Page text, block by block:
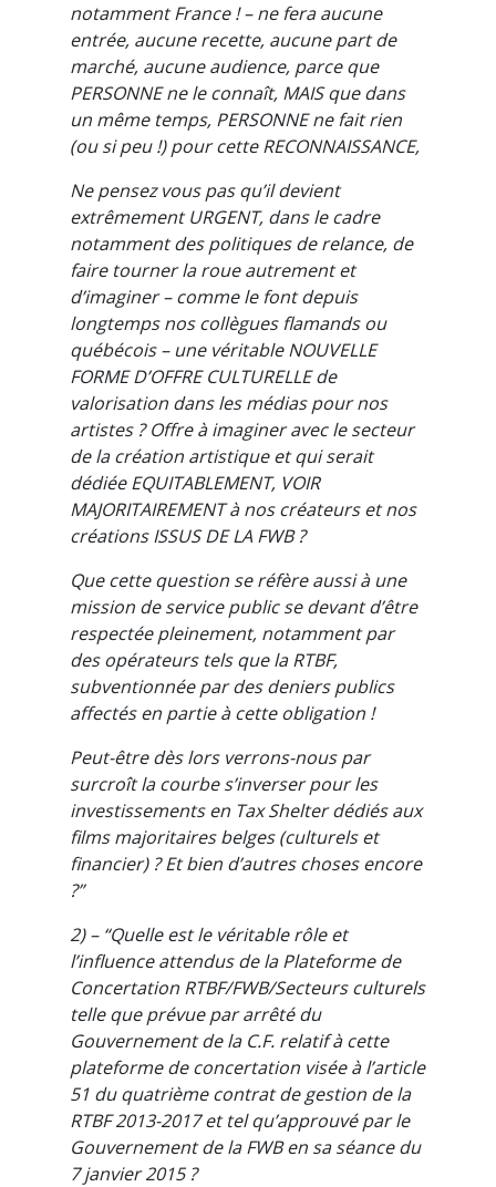
notamment France ! – ne fera aucune
entrée, aucune recette, aucune part de
marché, aucune audience, parce que
PERSONNE ne le connaît, MAIS que dans
un même temps, PERSONNE ne fait rien
(ou si peu !) pour cette RECONNAISSANCE,
Ne pensez vous pas qu’il devient
extrêmement URGENT, dans le cadre
notamment des politiques de relance, de
faire tourner la roue autrement et
d’imaginer – comme le font depuis
longtemps nos collègues flamands ou
québécois – une véritable NOUVELLE
FORME D’OFFRE CULTURELLE de
valorisation dans les médias pour nos
artistes ? Offre à imaginer avec le secteur
de la création artistique et qui serait
dédiée EQUITABLEMENT, VOIR
MAJORITAIREMENT à nos créateurs et nos
créations ISSUS DE LA FWB ?
Que cette question se réfère aussi à une
mission de service public se devant d’être
respectée pleinement, notamment par
des opérateurs tels que la RTBF,
subventionnée par des deniers publics
affectés en partie à cette obligation !
Peut-être dès lors verrons-nous par
surcroît la courbe s’inverser pour les
investissements en Tax Shelter dédiés aux
films majoritaires belges (culturels et
financier) ? Et bien d’autres choses encore
?”
2) – “Quelle est le véritable rôle et
l’influence attendus de la Plateforme de
Concertation RTBF/FWB/Secteurs culturels
telle que prévue par arrêté du
Gouvernement de la C.F. relatif à cette
plateforme de concertation visée à l’article
51 du quatrième contrat de gestion de la
RTBF 2013-2017 et tel qu’approuvé par le
Gouvernement de la FWB en sa séance du
7 janvier 2015 ?